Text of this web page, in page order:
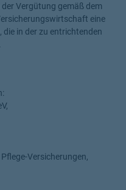
Vergütung gemäß dem
eine
in der zu entrichtenden
Versicherungen,